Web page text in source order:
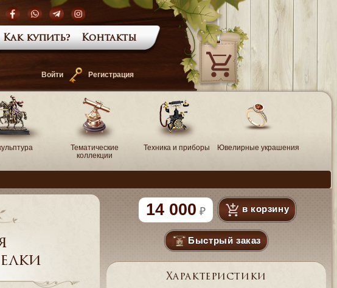
Войти Регистрация
Как купить? Контакты
—
Тематические
коллекции
Техника и приборы Ювелирные украшения
14 000 в корзину
Быстрый заказ
Характеристики